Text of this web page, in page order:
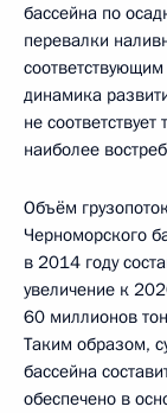
бассейна по
перевалки
динамика
не
наиболее
Объём
Черноморского
в 2014 году
увеличение к
60 миллионов
Таким образом,
бассейна
обеспечено в